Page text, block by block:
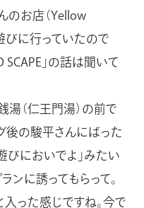
のお店（Yellow
びに行っていたので
SCAPE」の話は聞いて
湯（仁王門湯）の前で
後の駿平さんにばった
遊びにおいでよ」みたい
ンに誘ってもらって。
入った感じですね。今で